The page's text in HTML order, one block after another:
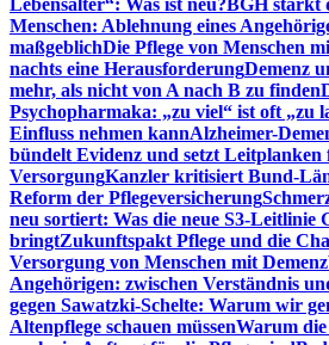
Lebensalter“: Was ist neu?BGH stärkt
Menschen: Ablehnung eines
maßgeblichDie Pflege von Menschen
nachts eine HerausforderungDemenz
mehr, als nicht von A nach B zu finden
Psychopharmaka: „zu viel“ ist oft „zu
Einfluss nehmen kannAlzheimer-
bündelt Evidenz und setzt Leitplanken
VersorgungKanzler kritisiert Bund-
Reform der Pflegeversicherung
neu sortiert: Was die neue S3-Leitlinie
bringtZukunftspakt Pflege und die
Versorgung von Menschen mit Demenz
Angehörigen: zwischen Verständnis
gegen Sawatzki-Schelte: Warum wir
Altenpflege schauen müssenWarum die